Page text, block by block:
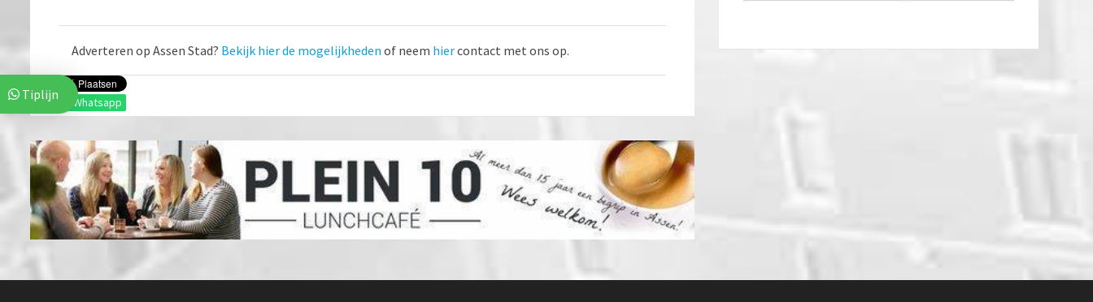
Whatsapp
Adverteren op Assen Stad? Bekijk hier de mogelijkheden of neem hiercontact met ons op.
Tiplijn